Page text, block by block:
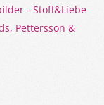
- Stoff&Liebe
Pettersson &